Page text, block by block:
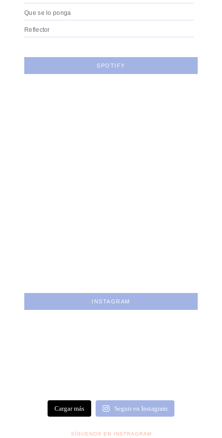
Que se lo ponga
Reflector
SPOTIFY
INSTAGRAM
Cargar más Seguir en Instagram
SÍGUENOS EN INSTRAGRAM